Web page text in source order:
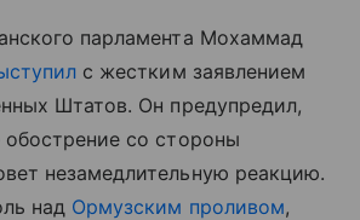
парламента Мохаммад
с жестким заявлением
Штатов. Он предупредил,
со стороны
незамедлительную реакцию.
над Ормузским проливом,